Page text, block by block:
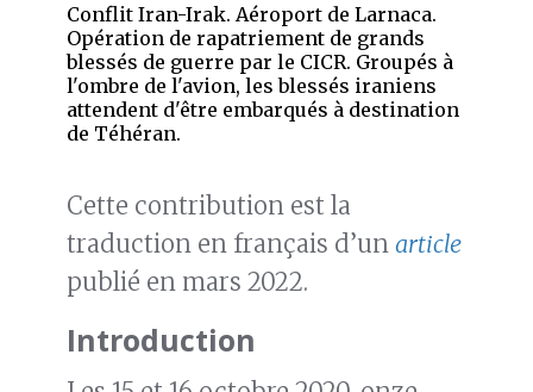
Conflit Iran-Irak. Aéroport de Larnaca.
Opération de rapatriement de grands
blessés de guerre par le CICR. Groupés à
l'ombre de l'avion, les blessés iraniens
attendent d'être embarqués à destination
de Téhéran.
Cette contribution est la
traduction en français d’un article
publié en mars 2022.
Introduction